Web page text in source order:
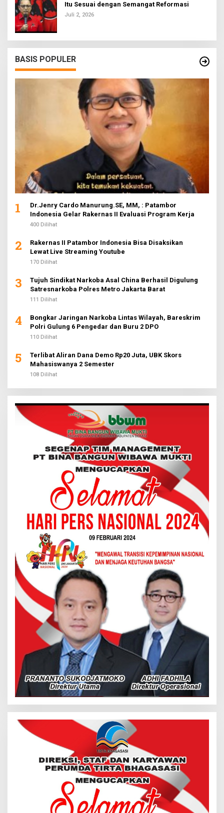
Itu Sesuai dengan Semangat Reformasi
Juli 2, 2026
BASIS POPULER
1
Dr.Jenry Cardo Manurung.SE, MM, : Patambor
Indonesia Gelar Rakernas II Evaluasi Program Kerja
400 Dilihat
2
Rakernas II Patambor Indonesia Bisa Disaksikan
Lewat Live Streaming Youtube
170 Dilihat
3
Tujuh Sindikat Narkoba Asal China Berhasil Digulung
Satresnarkoba Polres Metro Jakarta Barat
111 Dilihat
4
Bongkar Jaringan Narkoba Lintas Wilayah, Bareskrim
Polri Gulung 6 Pengedar dan Buru 2 DPO
110 Dilihat
5
Terlibat Aliran Dana Demo Rp20 Juta, UBK Skors
Mahasiswanya 2 Semester
108 Dilihat